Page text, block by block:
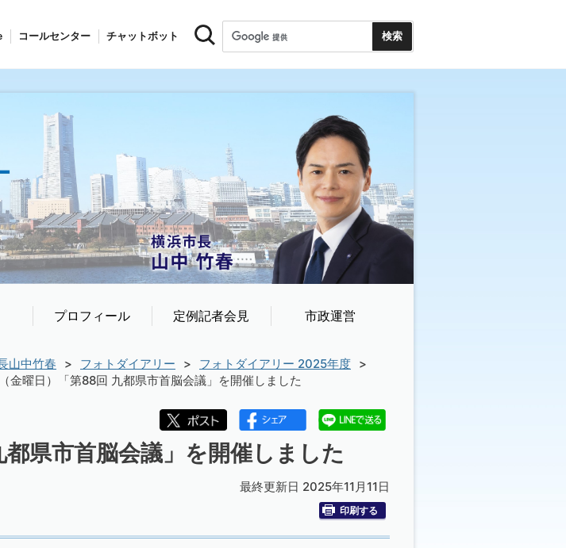
コールセンター チャットボット
プロフィール 定例記者会見 市政運営
山中竹春 フォトダイアリー
フォトダイアリー 2025年度
金曜日）「第88回 九都県市首脳会議」を開催しました
県市首脳会議」を開催しました
最終更新日 2025年11月11日
印刷する